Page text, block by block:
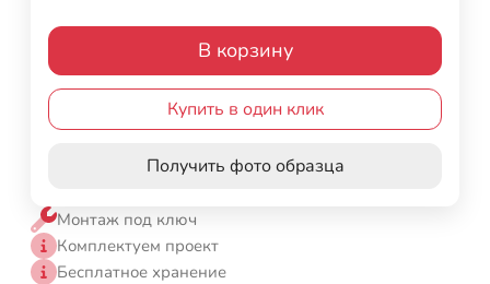
В корзину
Купить в один клик
Получить фото образца
Монтаж под ключ
Комплектуем проект
Бесплатное хранение